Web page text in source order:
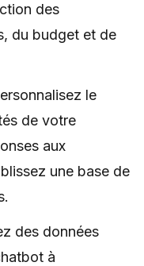
des
du budget et de
le
de votre
aux
une base de
des données
à